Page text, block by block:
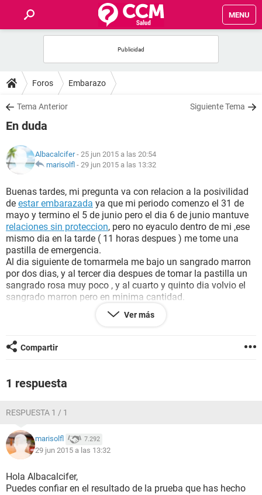
MENU
FOROS
SALUD
NUTRICIÓN
BIENESTAR
SEXUALIDAD
GLOSARIO
Foros Embarazo
Tema Anterior Siguiente Tema
En duda
Albacalcifer- 25 jun 2015 a las 20:54
marisolfl - 29 jun 2015 a las 13:32
Buenas tardes, mi pregunta va con relacion a la posivilidad
de estar embarazada ya que mi periodo comenzo el 31 de
mayo y termino el 5 de junio pero el dia 6 de junio mantuve
relaciones sin proteccion, pero no eyaculo dentro de mi ,ese
mismo dia en la tarde ( 11 horas despues ) me tome una
pastilla de emergencia.
Al dia siguiente de tomarmela me bajo un sangrado marron
por dos dias, y al tercer dia despues de tomar la pastilla un
sangrado rosa muy poco , y al cuarto y quinto dia volvio el
sangrado marron pero en minima cantidad.
No se si me estoy estresando demaciado con el tema por
que siento el vientre inchado , y de vez en cuando un
AGRADESCO SUS RESPUESTAS INFINITAMENTE
GRACIAS
Ver más
Compartir
1 respuesta
RESPUESTA 1 / 1
marisolfl 7.292
29 jun 2015 a las 13:32
Hola Albacalcifer,
Puedes confiar en el resultado de la prueba que has hecho